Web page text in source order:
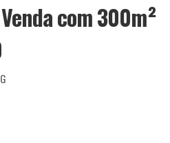
com 300m²